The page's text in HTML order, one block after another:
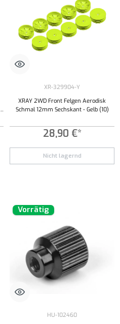
ein oder benutze die Schaltflächen um die
XR-329904-Y
XRAY 2WD Front Felgen Aerodisk
Schmal 12mm Sechskant - Gelb (10)
28,90 €*
Nicht lagernd
Vorrätig
HU-102460